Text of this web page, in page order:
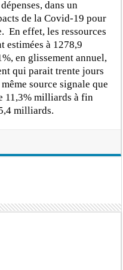
dans un
de la Covid-19 pour
En effet, les ressources
estimées à 1278,9
en glissement annuel,
qui parait trente jours
source signale que
11,3% milliards à fin
milliards.